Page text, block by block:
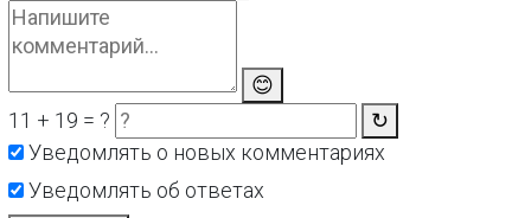
😊
11 + 19 = ?
↻
Уведомлять о новых комментариях
Уведомлять об ответах